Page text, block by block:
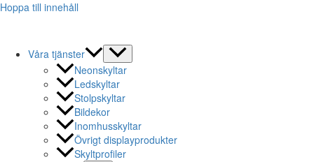
Hoppa till innehåll
Våra tjänster
Neonskyltar
Ledskyltar
Stolpskyltar
Bildekor
Inomhusskyltar
Övrigt displayprodukter
Skyltprofiler